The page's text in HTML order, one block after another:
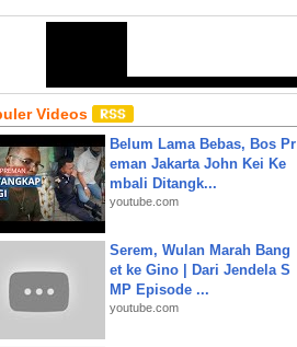
Videos
Belum Lama Bebas, Bos Pr
eman Jakarta John Kei Ke
mbali Ditangk...
youtube.com
Serem, Wulan Marah Bang
et ke Gino | Dari Jendela S
MP Episode ...
youtube.com